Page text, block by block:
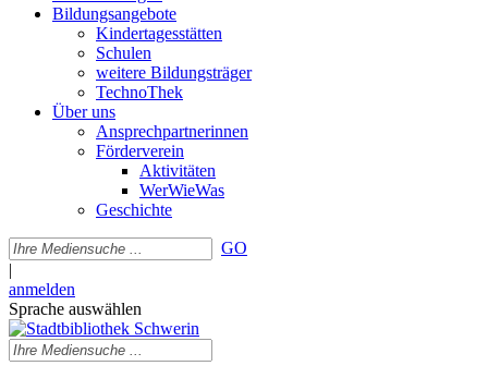
Bildungsangebote
Kindertagesstätten
Schulen
weitere Bildungsträger
TechnoThek
Über uns
Ansprechpartnerinnen
Förderverein
Aktivitäten
WerWieWas
Geschichte
GO
|
anmelden
Sprache auswählen